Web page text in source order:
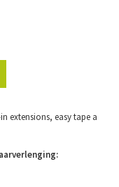
extensions, easy tape a